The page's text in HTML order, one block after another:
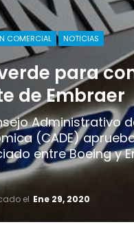
COMERCIAL NOTICIAS
para
de Embraer
Administrativo
(CADE)
entre Boeing y
el Ene 29, 2020